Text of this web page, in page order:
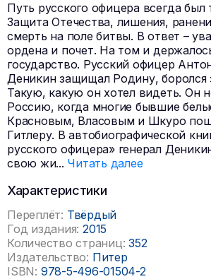
Путь русского офицера всегда был
Защита Отечества, лишения,
смерть на поле битвы. В ответ –
ордена и почет. На том и
государство. Русский офицер
Деникин защищал Родину, боролся
Такую, какую он хотел видеть. Он
Россию, когда многие бывшие
Красновым, Власовым и Шкуро
Гитлеру. В автобиографической
русского офицера» генерал
свою жи... Читать далее
Характеристики
Переплёт: Твёрдый
Год издания: 2015
Количество страниц: 352
Издательство: Питер
ISBN: 978-5-496-01504-2